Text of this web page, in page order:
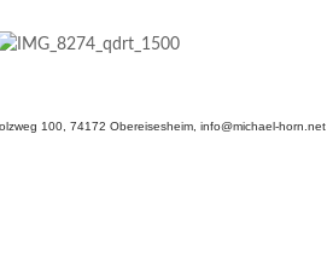
100, 74172 Obereisesheim, info@michael-horn.net